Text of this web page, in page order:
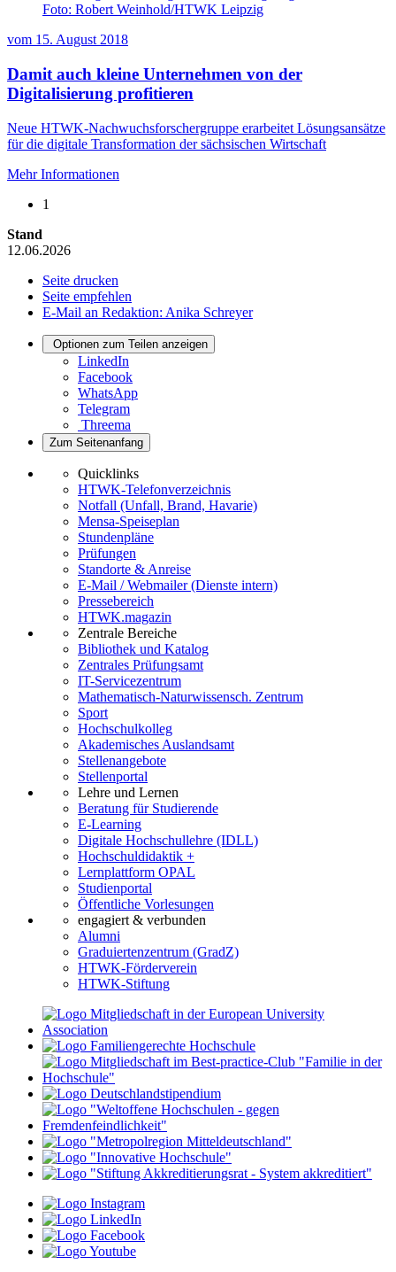
Foto: Robert Weinhold/HTWK Leipzig
vom 15. August 2018
Damit auch kleine Unternehmen von der
Digitalisierung profitieren
Neue HTWK-Nachwuchsforschergruppe erarbeitet Lösungsansätze
für die digitale Transformation der sächsischen Wirtschaft
Mehr Informationen
1
Stand
12.06.2026
Seite drucken
Seite empfehlen
E-Mail an Redaktion: Anika Schreyer
Optionen zum Teilen anzeigen
LinkedIn
Facebook
WhatsApp
Telegram
Threema
Zum Seitenanfang
Quicklinks
HTWK-Telefonverzeichnis
Notfall (Unfall, Brand, Havarie)
Mensa-Speiseplan
Stundenpläne
Prüfungen
Standorte & Anreise
E-Mail / Webmailer (Dienste intern)
Pressebereich
HTWK.magazin
Zentrale Bereiche
Bibliothek und Katalog
Zentrales Prüfungsamt
IT-Servicezentrum
Mathematisch-Naturwissensch. Zentrum
Sport
Hochschulkolleg
Akademisches Auslandsamt
Stellenangebote
Stellenportal
Lehre und Lernen
Beratung für Studierende
E-Learning
Digitale Hochschullehre (IDLL)
Hochschuldidaktik +
Lernplattform OPAL
Studienportal
Öffentliche Vorlesungen
engagiert & verbunden
Alumni
Graduiertenzentrum (GradZ)
HTWK-Förderverein
HTWK-Stiftung